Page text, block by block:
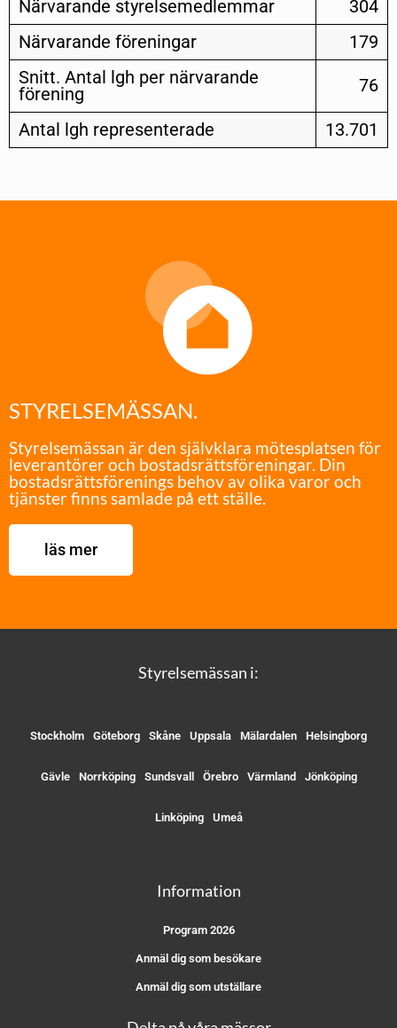
Närvarande styrelsemedlemmar
304
Närvarande föreningar
179
Snitt. Antal lgh per närvarande
förening 76
Antal lgh representerade 13.701
STYRELSEMÄSSAN.
Styrelsemässan är den självklara mötesplatsen för
leverantörer och bostadsrättsföreningar. Din
bostadsrättsförenings behov av olika varor och
tjänster finns samlade på ett ställe.
läs mer
Styrelsemässan i:
Stockholm Göteborg Skåne Uppsala Mälardalen Helsingborg
Gävle Norrköping Sundsvall Örebro Värmland Jönköping
Linköping Umeå
Information
Program 2026
Anmäl dig som besökare
Anmäl dig som utställare